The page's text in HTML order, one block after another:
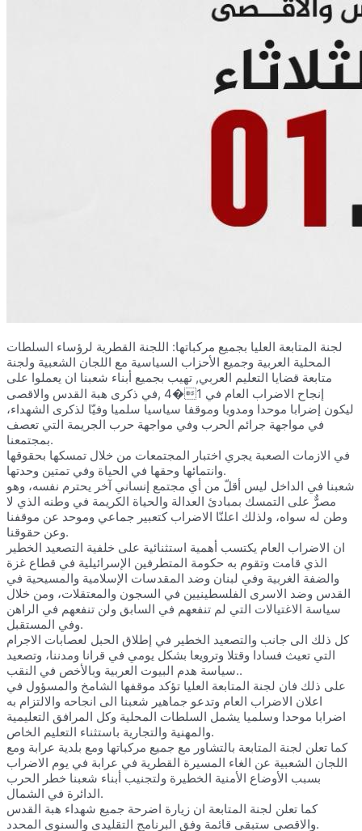
لجنة المتابعة العليا بجميع مركباتها: اللجنة القطرية لرؤساء السلطات
المحلية العربية وجميع الأحزاب السياسية مع اللجان الشعبية ولجنة
متابعة قضايا التعليم العربي, تهيب بجميع أبناء شعبنا ان يعملوا على
إنجاح الاضراب العام في 1�4 ,في ذكرى هبة القدس والاقصى
ليكون إضرابا موحدا ومدويا وموقفا سياسيا سلميا وفيّا لذكرى الشهداء،
في مواجهة جرائم الحرب وفي مواجهة حرب الجريمة التي تعصف
بمجتمعنا.
في الازمات الصعبة يجري اختبار المجتمعات من خلال تمسكها بحقوقها
وانتمائها وحقها في الحياة وفي تمتين وحدتها.
شعبنا في الداخل ليس أقلّ من أي مجتمع إنساني آخر يحترم نفسه، وهو
مصرٌّ على التمسك بمبادئ العدالة والحياة الكريمة في وطنه الذي لا
وطن له سواه، ولذلك اعلنّا الاضراب كتعبير جماعي وموحد عن موقفنا
وعن حقوقنا.
ان الاضراب العام يكتسب أهمية استثنائية على خلفية التصعيد الخطير
الذي قامت وتقوم به حكومة المتطرفين الإسرائيلية في قطاع غزة
والضفة الغربية وفي لبنان وضد المقدسات الإسلامية والمسيحية في
القدس وضد الاسرى الفلسطينيين في السجون والمعتقلات، ومن خلال
سياسة الاغتيالات التي لم تنفعهم في السابق ولن تنفعهم في الراهن
وفي المستقبل.
كل ذلك الى جانب والتصعيد الخطير في إطلاق الحبل لعصابات الاجرام
التي تعيث فسادا وقتلا وترويعا بشكل يومي في قرانا ومدننا، وتصعيد
سياسة هدم البيوت العربية وبالأخص في النقب..
على ذلك فان لجنة المتابعة العليا تؤكد موقفها الشامخ والمسؤول في
اعلان الاضراب العام وتدعو جماهير شعبنا الى انجاحه والالتزام به
اضرابا موحدا وسلميا يشمل السلطات المحلية وكل المرافق التعليمية
والمهنية والتجارية باستثناء التعليم الخاص.
كما تعلن لجنة المتابعة بالتشاور مع جميع مركباتها ومع بلدية عرابة ومع
اللجان الشعبية عن الغاء المسيرة القطرية في عرابة في يوم الاضراب
بسبب الأوضاع الأمنية الخطيرة ولتجنيب أبناء شعبنا خطر الحرب
الدائرة في الشمال.
كما تعلن لجنة المتابعة ان زيارة اضرحة جميع شهداء هبة القدس
والاقصى ستبقى قائمة وفق البرنامج التقليدي والسنوي المحدد.